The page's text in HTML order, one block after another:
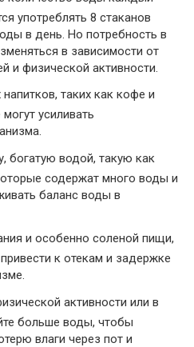
употреблять 8 стаканов
в день. Но потребность в
в зависимости от
и физической активности.
напитков, таких как кофе и
усиливать
богатую водой, такую как
содержат много воды и
баланс воды в
и особенно соленой пищи,
к отекам и задержке
активности или в
больше воды, чтобы
влаги через пот и